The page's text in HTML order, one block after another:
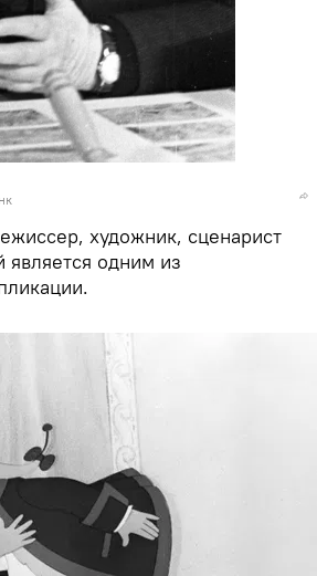
художник, сценарист
одним из